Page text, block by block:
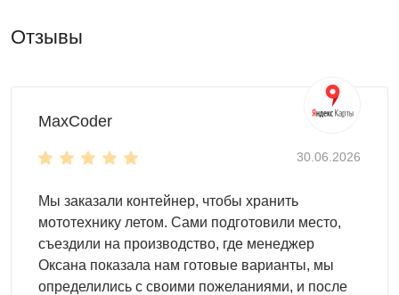
паллеты
дизайнов:
базовая расцветка: оцинкованная сталь
расцветка палитры RAL
нанесение печати
Отзывы
MaxCoder
30.06.2026
Мы заказали контейнер, чтобы хранить
мототехнику летом. Сами подготовили место,
съездили на производство, где менеджер
Оксана показала нам готовые варианты, мы
определились с своими пожеланиями, и после